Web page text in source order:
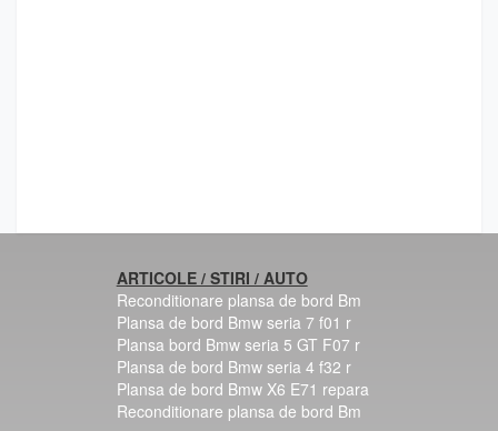
ARTICOLE / STIRI / AUTO
Reconditionare plansa de bord Bm
Plansa de bord Bmw seria 7 f01 r
Plansa bord Bmw seria 5 GT F07 r
Plansa de bord Bmw seria 4 f32 r
Plansa de bord Bmw X6 E71 repara
Reconditionare plansa de bord Bm